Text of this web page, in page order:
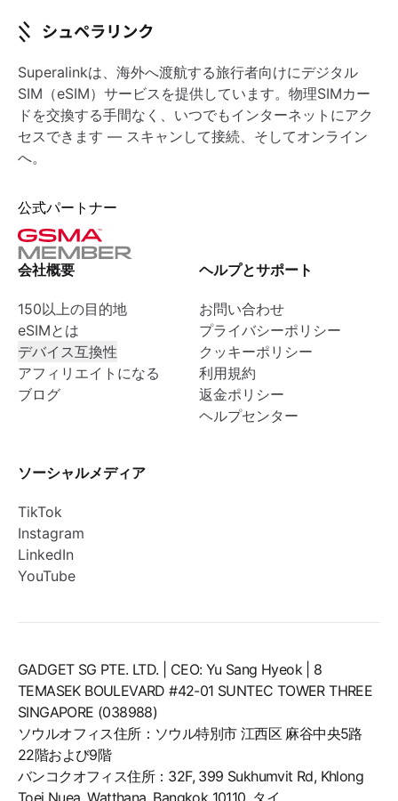
Superalinkは、海外へ渡航する旅行者向けにデジタル
SIM（eSIM）サービスを提供しています。物理SIMカー
ドを交換する手間なく、いつでもインターネットにアク
セスできます — スキャンして接続、そしてオンライン
へ。
公式パートナー
会社概要
150以上の目的地
eSIMとは
デバイス互換性
アフィリエイトになる
ブログ
ヘルプとサポート
お問い合わせ
プライバシーポリシー
クッキーポリシー
利用規約
返金ポリシー
ヘルプセンター
ソーシャルメディア
TikTok
Instagram
LinkedIn
YouTube
GADGET SG PTE. LTD. | CEO: Yu Sang Hyeok | 8
TEMASEK BOULEVARD #42-01 SUNTEC TOWER THREE
SINGAPORE (038988)
ソウルオフィス住所：ソウル特別市 江西区 麻谷中央5路
22階および9階
バンコクオフィス住所：32F, 399 Sukhumvit Rd, Khlong